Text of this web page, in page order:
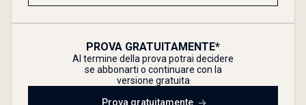
PROVA GRATUITAMENTE*
Al termine della prova potrai decidere
se abbonarti o continuare con la
versione gratuita
Prova gratuitamente